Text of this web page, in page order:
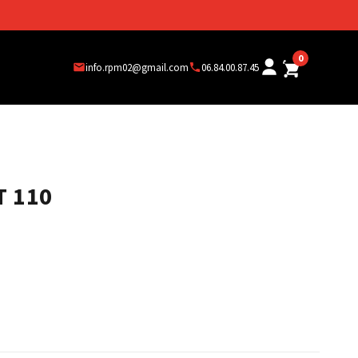
info.rpm02@gmail.com 06.84.00.87.45
0
110